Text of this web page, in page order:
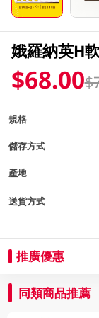
娥羅納英H
$68.00
規格
儲存方式
產地
送貨方式
推廣優惠
同類商品推薦